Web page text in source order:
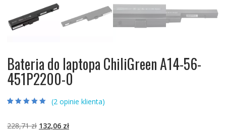
Bateria do laptopa ChiliGreen A14-56-
451P2200-0
podstawie
klientów
(2opinie klienta)
228,71zł Pierwotna
132,06 złAktualna